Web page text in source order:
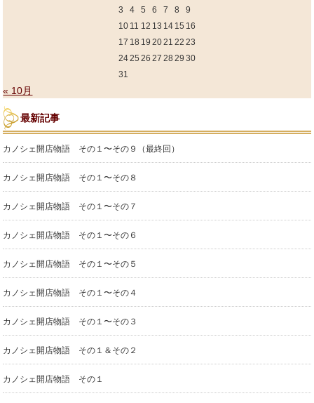
3
4 5 6 7 8
9
10 11 12 13 14 15 16
17 18 19 2021 22 23
2425 26 27 28 29 30
31
« 10月
最新記事
カノシェ開店物語 その１〜その９（最終回）
カノシェ開店物語 その１〜その８
カノシェ開店物語 その１〜その７
カノシェ開店物語 その１〜その６
カノシェ開店物語 その１〜その５
カノシェ開店物語 その１〜その４
カノシェ開店物語 その１〜その３
カノシェ開店物語 その１＆その２
カノシェ開店物語 その１